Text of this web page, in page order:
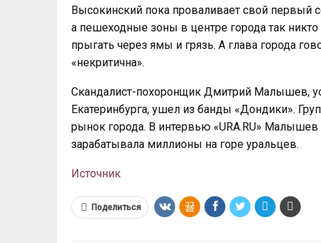
Высокинский пока проваливает свой первый
а пешеходные зоны в центре города так
прыгать через ямы и грязь. А глава города
«некритична».
Скандалист-похоронщик Дмитрий Малышев,
Екатеринбурга, ушел из банды «Дондики».
рынок города. В интервью «URA.RU» Малышев
зарабатывала миллионы на горе уральцев.
Источник
Поделиться